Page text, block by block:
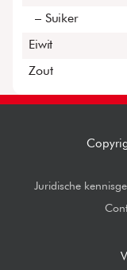
– Suiker
Eiwit
Zout
Juridische